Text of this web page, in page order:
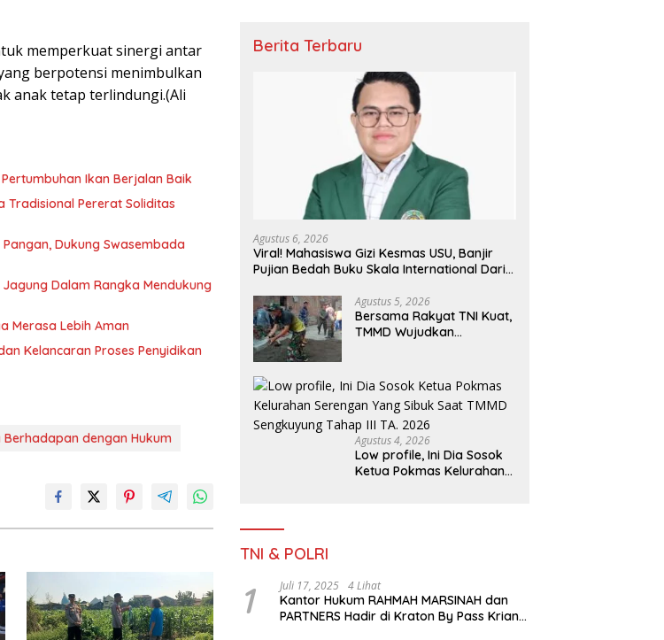
memperkuat sinergi antar
berpotensi menimbulkan
anak tetap terlindungi.(Ali
Ikan Berjalan Baik
Tradisional Pererat Soliditas
Dukung Swasembada
Dalam Rangka Mendukung
Merasa Lebih Aman
Kelancaran Proses Penyidikan
dengan Hukum
Berita Terbaru
Agustus 6, 2026
Viral! Mahasiswa Gizi Kesmas USU, Banjir
Pujian Bedah Buku Skala International Dari
Agustus 5, 2026
Bersama Rakyat TNI Kuat,
TMMD Wujudkan
Ketahanan Nasional di
Daerah.
Agustus 4, 2026
Low profile, Ini Dia Sosok
Ketua Pokmas Kelurahan
TNI & POLRI
1 Juli 17, 2025 4 Lihat
Kantor Hukum RAHMAH MARSINAH dan
PARTNERS Hadir di Kraton By Pass Krian